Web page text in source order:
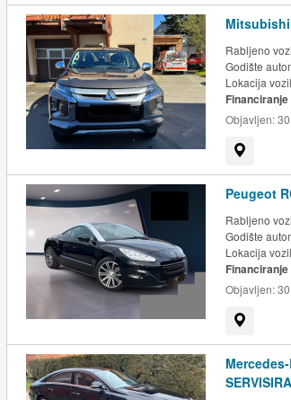
Mitsubishi
Rabljeno
Godište
Lokacija
Objavljen:
Peugeot
Rabljeno
Godište
Lokacija
Objavljen: